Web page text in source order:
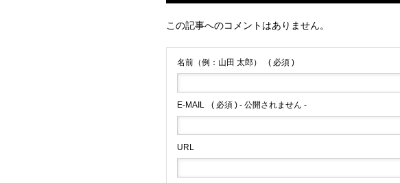
この記事へのコメントはありません。
名前（例：山田 太郎） ( 必須 )
E-MAIL ( 必須 ) - 公開されません -
URL